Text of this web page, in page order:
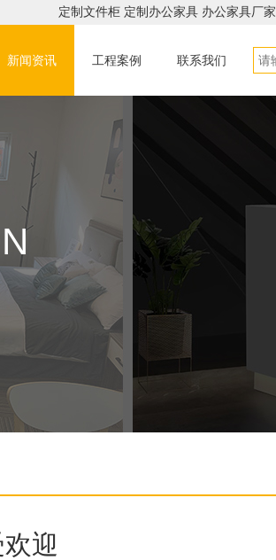
定制文件柜 定制办公家具 办公家具厂家
新闻资讯 工程案例 联系我们
迎